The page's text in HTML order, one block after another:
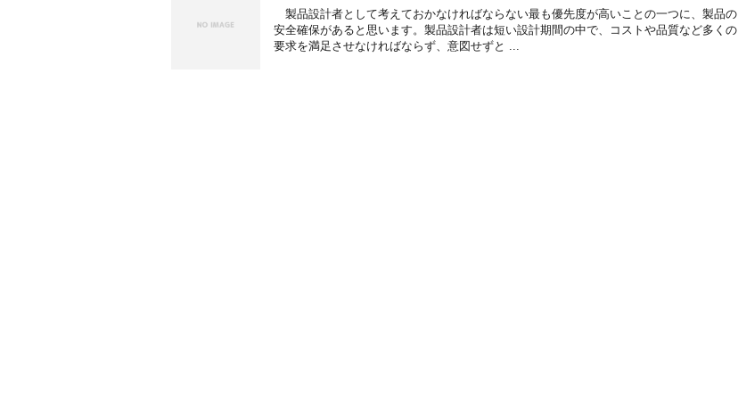
製品設計者として考えておかなければならない最も優先度が高いことの一つに、製品の
安全確保があると思います。製品設計者は短い設計期間の中で、コストや品質など多くの
要求を満足させなければならず、意図せずと ...